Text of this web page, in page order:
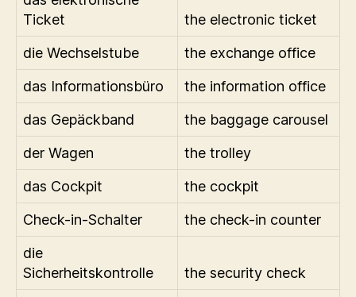
Ticket
the electronic ticket
die Wechselstube
the exchange office
das Informationsbüro
the information office
das Gepäckband
the baggage carousel
der Wagen
the trolley
das Cockpit
the cockpit
Check-in-Schalter
the check-in counter
die
Sicherheitskontrolle
the security check